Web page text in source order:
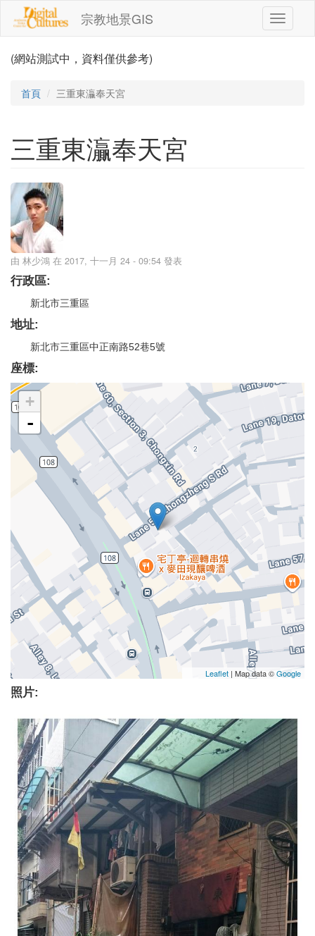
移至主內容
宗教地景GIS
Toggle
(網站測試中，資料僅供參考)
首頁 三重東灜奉天宮
三重東灜奉天宮
由 林少鴻 在 2017, 十一月 24 - 09:54 發表
行政區:
新北市三重區
地址:
新北市三重區中正南路52巷5號
座標:
+
-
Leaflet | Map data ©Google
照片: